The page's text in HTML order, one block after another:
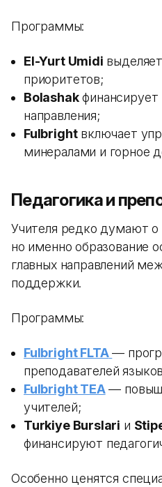
Программы:
El-Yurt Umidi
приоритетов;
Bolashak
направления;
Fulbrightвключает
минералами и горное
Педагогика и
Учителя редко думают о
но именно образование
главных направлений
поддержки.
Программы:
Fulbright FLTA —
преподавателей
Fulbright TEA—
учителей;
Turkiye Burslari и
финансируют
Особенно ценятся